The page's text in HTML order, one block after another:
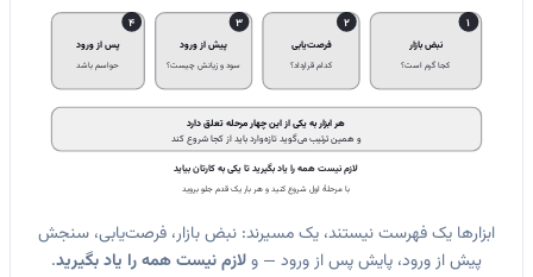
1
نبض بازار
کجا گرم است؟
2
فرصت‌یابی
کدام قرارداد؟
3
پیش از ورود
سود و زیانش چیست؟
4
پس از ورود
حواسم باشد
هر ابزار به یکی از این چهار مرحله تعلق دارد
و همین ترتیب می‌گوید تازه‌وارد باید از کجا شروع کند
لازم نیست همه را یاد بگیرید تا یکی به کارتان بیاید
با مرحلهٔ اول شروع کنید و هر بار یک قدم جلو بروید
ابزارها یک فهرست نیستند، یک مسیرند: نبض بازار، فرصت‌یابی، سنجش
پیش از ورود، پایش پس از ورود — ولازم نیست همه را یاد بگیرید.